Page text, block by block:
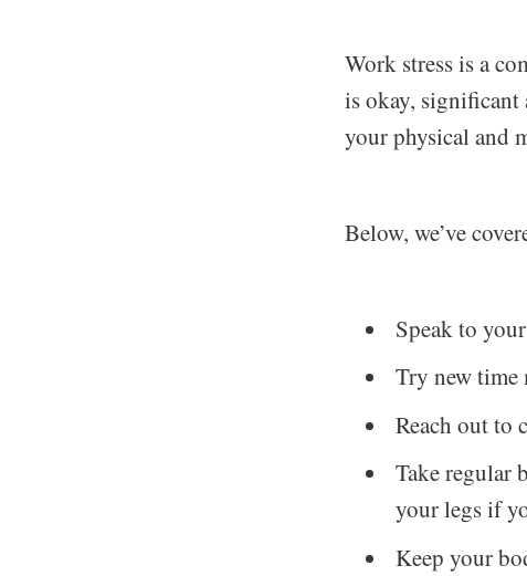
Work stress is a
is okay, significant
your physical and
Below, we’ve
Speak to
Try new time
Reach out to
Take regular
your legs if
Keep your